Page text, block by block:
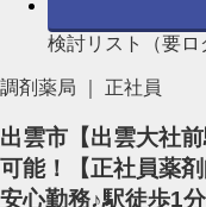
検討リスト（要ロ
調剤薬局 ｜ 正社員
出雲市【出雲大社
可能！【正社員薬
安心勤務♪駅徒歩1